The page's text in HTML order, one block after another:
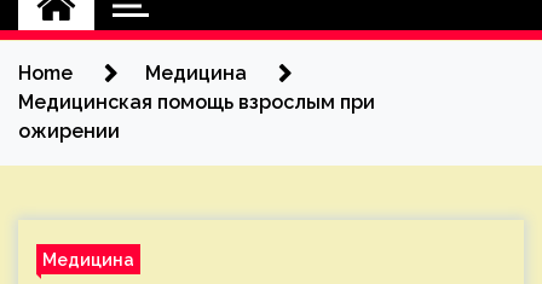
Home
Медицина
Медицинская помощь взрослым при
ожирении
Медицина